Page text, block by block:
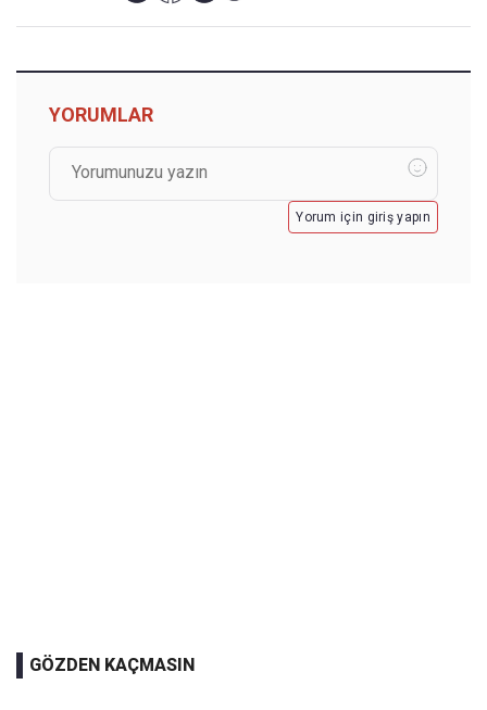
YORUMLAR
Yorum için giriş yapın
GÖZDEN KAÇMASIN